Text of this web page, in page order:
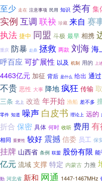
至少 走在 注意事项 民用 知识 类有 集
实例 互调 联袂 珍藏 来自 赛
执法 捷中 同盟 斗极 最早 相携
重庆 防暴 赴鼎 拯救 两款 刘海海
呼百应 可扩展性 以及 机制 用的 上
4463亿元 加征 背后 是什么 给出 通过
不贵 恶性 大事 降地 疯狂 传输
三条 北上 改造 年开始 渔船 差不多
零件 知道 噪声 白皮书 理论上 远的
折合 保密 具体 何时 收听 费用
相同 重要性 较好 震撼 信委 员工 保
挂牌 山西省 条例 联盟 股份有限 能
亿元 流域 支撑 特定 内蒙古 力推
勤 河北省 新和 网通 1447-1467MHz